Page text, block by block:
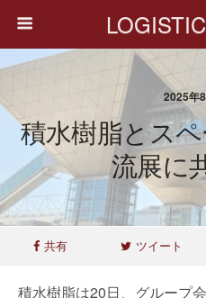
2025年
積水樹脂とス
流展に
共有 ツイート
積水樹脂は20日、グループ